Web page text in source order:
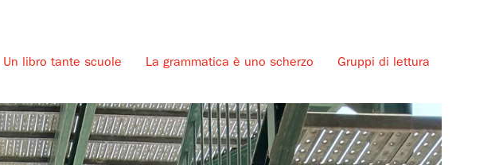
Un libro tante scuole La grammatica è uno scherzo Gruppi di lettura